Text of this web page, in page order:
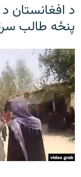
د افغانستان
پنځه طالب